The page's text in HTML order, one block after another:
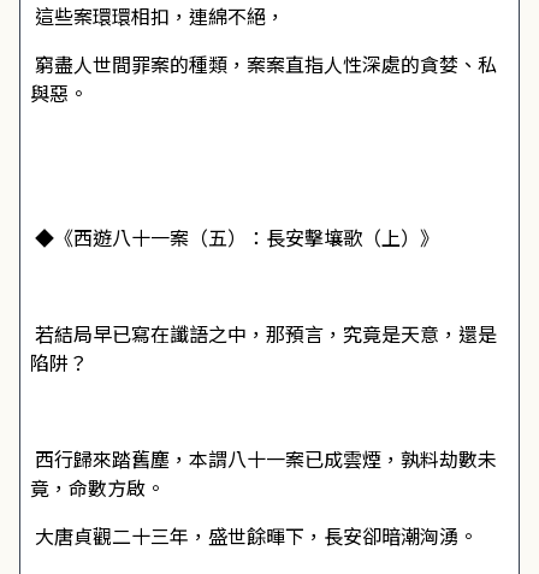
這些案環環相扣，連綿不絕，
窮盡人世間罪案的種類，案案直指人性深處的貪婪、私
與惡。
◆《西遊八十一案（五）：長安擊壤歌（上）》
若結局早已寫在讖語之中，那預言，究竟是天意，還是
陷阱？
西行歸來踏舊塵，本謂八十一案已成雲煙，孰料劫數未
竟，命數方啟。
大唐貞觀二十三年，盛世餘暉下，長安卻暗潮洶湧。